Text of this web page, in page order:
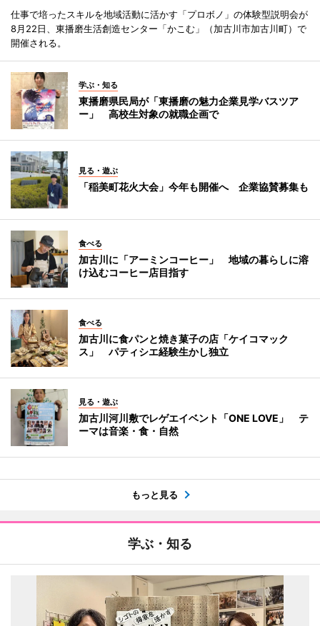
仕事で培ったスキルを地域活動に活かす「プロボノ」の体験型説明会が
8月22日、東播磨生活創造センター「かこむ」（加古川市加古川町）で
開催される。
学ぶ・知る
東播磨県民局が「東播磨の魅力企業見学バスツア
ー」 高校生対象の就職企画で
見る・遊ぶ
「稲美町花火大会」今年も開催へ 企業協賛募集も
食べる
加古川に「アーミンコーヒー」 地域の暮らしに溶
け込むコーヒー店目指す
食べる
加古川に食パンと焼き菓子の店「ケイコマック
ス」 パティシエ経験生かし独立
見る・遊ぶ
加古川河川敷でレゲエイベント「ONE LOVE」 テ
ーマは音楽・食・自然
もっと見る
学ぶ・知る